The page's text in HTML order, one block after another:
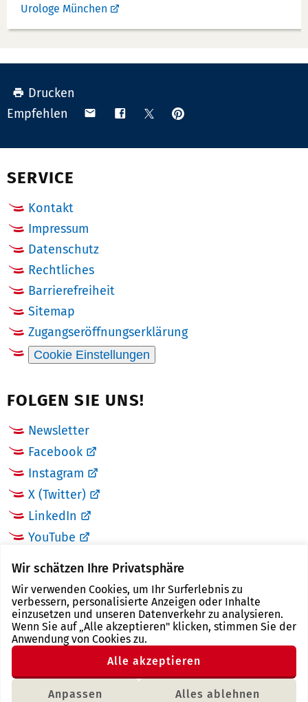
Wir schätzen Ihre Privatsphäre
Wir verwenden Cookies, um Ihr Surferlebnis zu
verbessern, personalisierte Anzeigen oder Inhalte
einzusetzen und unseren Datenverkehr zu analysieren.
Wenn Sie auf „Alle akzeptieren" klicken, stimmen Sie der
Anwendung von Cookies zu.
Anpassen Alles ablehnen
Alle akzeptieren
Urologe München
Drucken
Empfehlen
Teilen Teilen TeilenAnpinnen
SERVICE
Kontakt
Impressum
Datenschutz
Rechtliches
Barrierefreiheit
Sitemap
Zugangseröffnungserklärung
Cookie Einstellungen
FOLGEN SIE UNS!
Newsletter
Facebook
Instagram
X (Twitter)
LinkedIn
YouTube
LINKS
Landkreis Zwickau
Tourismusregion Zwickau
Freistaat Sachsen
Region Zwickau